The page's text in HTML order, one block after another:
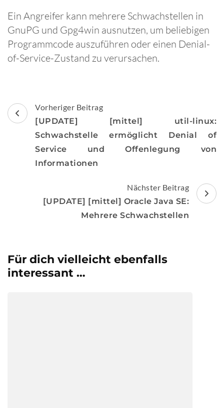
Ein Angreifer kann mehrere Schwachstellen in
GnuPG und Gpg4win ausnutzen, um beliebigen
Programmcode auszuführen oder einen Denial-
of-Service-Zustand zu verursachen.
Beitragsnavigation
Vorheriger Beitrag
[UPDATE] [mittel] util-linux:
Schwachstelle ermöglicht Denial of
Service und Offenlegung von
Informationen
Nächster Beitrag
[UPDATE] [mittel] Oracle Java SE:
Mehrere Schwachstellen
Für dich vielleicht ebenfalls
interessant …